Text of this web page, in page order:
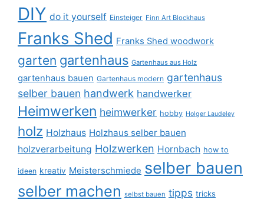
DIY do it yourself Einsteiger Finn Art Blockhaus
Franks Shed Franks Shed woodwork
garten gartenhaus Gartenhaus aus Holz
gartenhaus bauen Gartenhaus modern gartenhaus
selber bauen handwerk handwerker
Heimwerken heimwerker hobby Holger Laudeley
holz Holzhaus Holzhaus selber bauen
holzverarbeitung Holzwerken Hornbach how to
ideen kreativ Meisterschmiede selber bauen
selber machen selbst bauen tipps tricks